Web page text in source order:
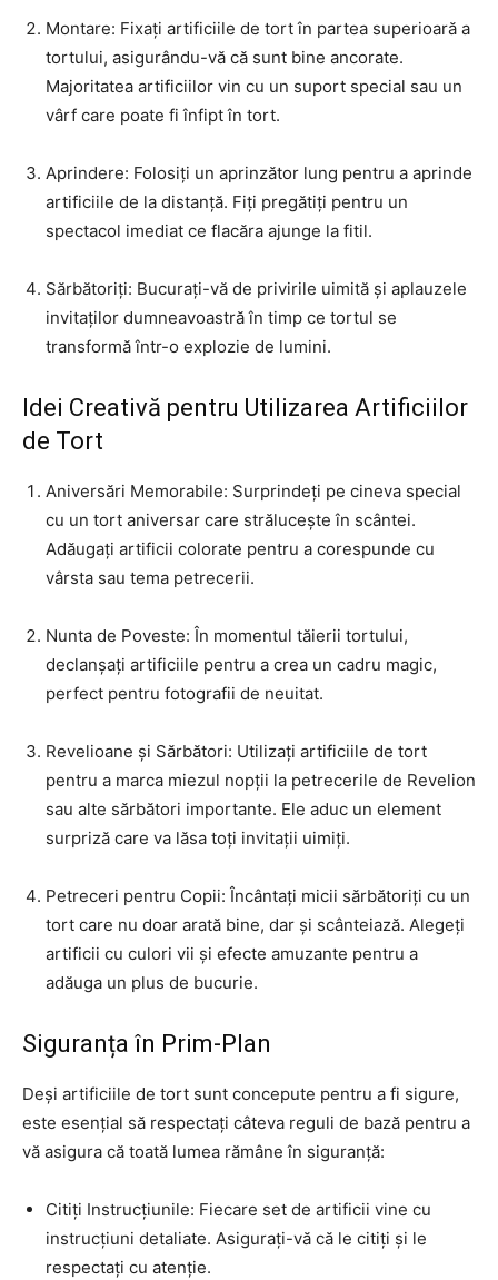
Montare: Fixați artificiile de tort în partea superioară a
tortului, asigurându-vă că sunt bine ancorate.
Majoritatea artificiilor vin cu un suport special sau un
vârf care poate fi înfipt în tort.
Aprindere: Folosiți un aprinzător lung pentru a aprinde
artificiile de la distanță. Fiți pregătiți pentru un
spectacol imediat ce flacăra ajunge la fitil.
Sărbătoriți: Bucurați-vă de privirile uimită și aplauzele
invitaților dumneavoastră în timp ce tortul se
transformă într-o explozie de lumini.
Idei Creativă pentru Utilizarea Artificiilor
de Tort
Aniversări Memorabile: Surprindeți pe cineva special
cu un tort aniversar care strălucește în scântei.
Adăugați artificii colorate pentru a corespunde cu
vârsta sau tema petrecerii.
Nunta de Poveste: În momentul tăierii tortului,
declanșați artificiile pentru a crea un cadru magic,
perfect pentru fotografii de neuitat.
Revelioane și Sărbători: Utilizați artificiile de tort
pentru a marca miezul nopții la petrecerile de Revelion
sau alte sărbători importante. Ele aduc un element
surpriză care va lăsa toți invitații uimiți.
Petreceri pentru Copii: Încântați micii sărbătoriți cu un
tort care nu doar arată bine, dar și scânteiază. Alegeți
artificii cu culori vii și efecte amuzante pentru a
adăuga un plus de bucurie.
Siguranța în Prim-Plan
Deși artificiile de tort sunt concepute pentru a fi sigure,
este esențial să respectați câteva reguli de bază pentru a
vă asigura că toată lumea rămâne în siguranță:
Citiți Instrucțiunile: Fiecare set de artificii vine cu
instrucțiuni detaliate. Asigurați-vă că le citiți și le
respectați cu atenție.